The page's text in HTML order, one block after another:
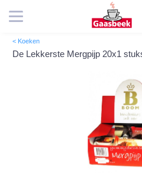
< Koeken
De Lekkerste Mergpijp 20x1